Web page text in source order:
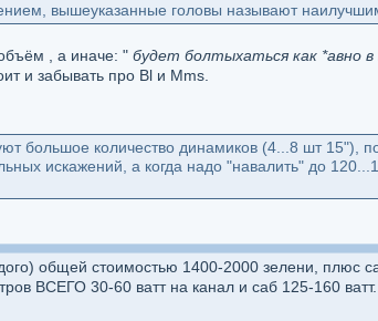
вышеуказанные головы называют
, а иначе: " будет болтыхаться как *авно в
и забывать про Bl и Mms.
большое количество динамиков (4...8 шт 15"),
искажений, а когда надо "навалить" до
общей стоимостью 1400-2000 зелени, плюс
ВСЕГО 30-60 ватт на канал и саб 125-160